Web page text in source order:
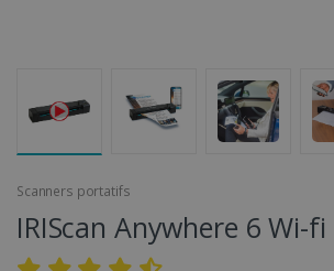
Scanners portatifs
IRIScan Anywhere 6 Wi-